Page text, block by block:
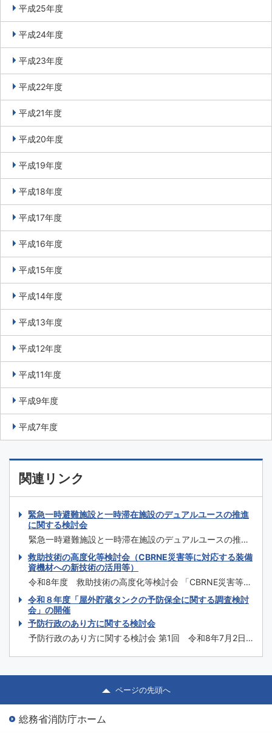
平成25年度
平成24年度
平成23年度
平成22年度
平成21年度
平成20年度
平成19年度
平成18年度
平成17年度
平成16年度
平成15年度
平成14年度
平成13年度
平成12年度
平成11年度
平成9年度
平成7年度
関連リンク
緊急一時避難施設と一時滞在施設のデュアルユースの推進
に関する検討会
緊急一時避難施設と一時滞在施設のデュアルユースの推進
に 関する検討会 第1回 令和8年8月4日（火） 議事次第
＜資料＞ 資料1 検討会委員等名簿 資料2 開催要綱
（案） 資料3 緊急事態を想定した避難施設（シェルタ
ー）の確保に関する基本方針について 資料4 緊急一時避
難施設の指定状況 資料5 緊急...
救助技術の高度化等検討会（CBRNE災害等に対応する装備
資機材への新技術の活用等）
令和8年度 救助技術の高度化等検討会 「CBRNE災害等に
対応する装備資機材への新技術の活用等」 第1回 令和8年
5月18日（月） 議事次第 議事概要 ＜資料＞ 資料1 検討会
委員等名簿 資料2 開催要綱 資料3 検討会の目的等 資料
4 CBRNE関係の消防車両と資機材の保有状況 資料5 新
技術関...
令和８年度「屋外貯蔵タンクの予防保全に関する調査検討
会」の開催
予防行政のあり方に関する検討会
予防行政のあり方に関する検討会 第1回 令和8年7月2日
ンター等における消火設備等のあり方に関する検討につい
て 資料3 消防用設備等の点検業務のデジタル化の取組等
ページの先頭へ
総務省消防庁ホーム